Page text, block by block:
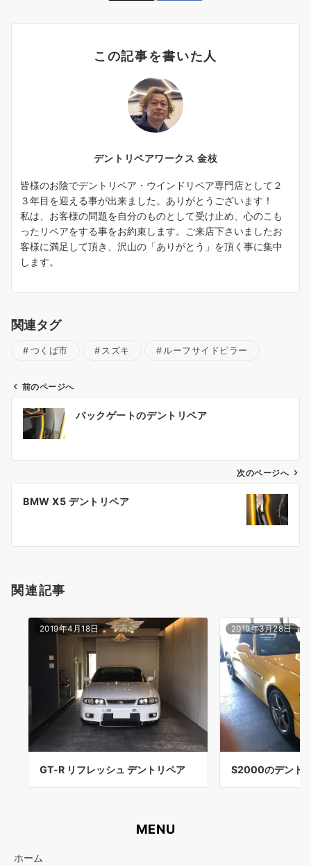
この記事を書いた人
デントリペアワークス 金枝
皆様のお陰でデントリペア・ウインドリペア専門店として２
３年目を迎える事が出来ました。ありがとうございます！
私は、お客様の問題を自分のものとして受け止め、心のこも
ったリペアをする事をお約束します。ご来店下さいましたお
客様に満足して頂き、沢山の「ありがとう」を頂く事に集中
します。
関連タグ
つくば市 スズキ ルーフサイドピラー
ン
前のページへ
バックゲートのデントリペア
次のページへ
BMW X5 デントリペア
関連記事
2019年4月18日
GT-R リフレッシュ デントリペア
2019年3月28日
S2000のデント
MENU
ホーム